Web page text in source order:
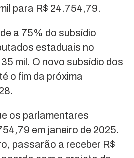
para R$ 24.754,79.
a 75% do subsídio
estaduais no
mil. O novo subsídio dos
o fim da próxima
os parlamentares
em janeiro de 2025.
passarão a receber R$